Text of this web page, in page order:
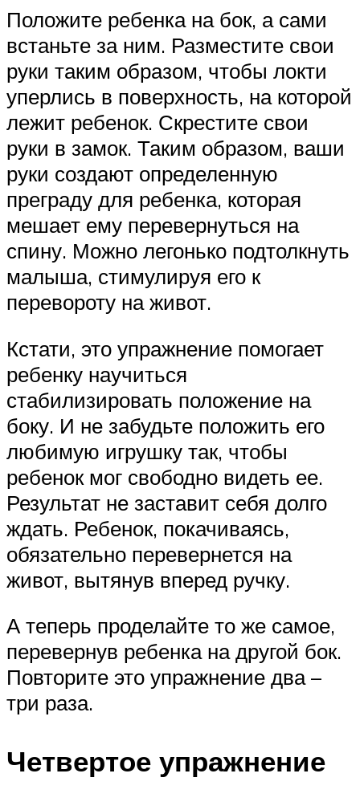
Положите ребенка на бок, а сами
встаньте за ним. Разместите свои
руки таким образом, чтобы локти
уперлись в поверхность, на которой
лежит ребенок. Скрестите свои
руки в замок. Таким образом, ваши
руки создают определенную
преграду для ребенка, которая
мешает ему перевернуться на
спину. Можно легонько подтолкнуть
малыша, стимулируя его к
перевороту на живот.
Кстати, это упражнение помогает
ребенку научиться
стабилизировать положение на
боку. И не забудьте положить его
любимую игрушку так, чтобы
ребенок мог свободно видеть ее.
Результат не заставит себя долго
ждать. Ребенок, покачиваясь,
обязательно перевернется на
живот, вытянув вперед ручку.
А теперь проделайте то же самое,
перевернув ребенка на другой бок.
Повторите это упражнение два –
три раза.
Четвертое упражнение